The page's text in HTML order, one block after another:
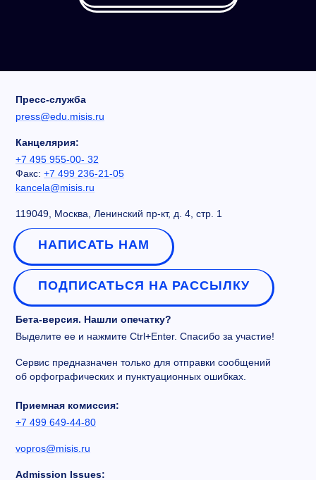
Пресс-служба
press@edu.misis.ru
Канцелярия:
+7 495 955-00- 32
Факс: +7 499 236-21-05
kancela@misis.ru
119049, Москва, Ленинский пр-кт, д. 4, стр. 1
НАПИСАТЬ НАМ
ПОДПИСАТЬСЯ НА РАССЫЛКУ
Бета-версия. Нашли опечатку?
Выделите ее и нажмите Ctrl+Enter. Спасибо за участие!
Сервис предназначен только для отправки сообщений
об орфографических и пунктуационных ошибках.
Приемная комиссия:
+7 499 649-44-80
vopros@misis.ru
Admission Issues: